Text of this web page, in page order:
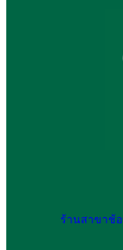
ร้านสาขาช้